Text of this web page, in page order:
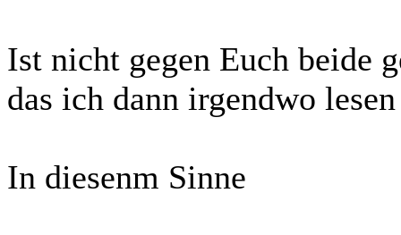
Ist nicht gegen Euch beide
das ich dann irgendwo
In diesenm Sinne